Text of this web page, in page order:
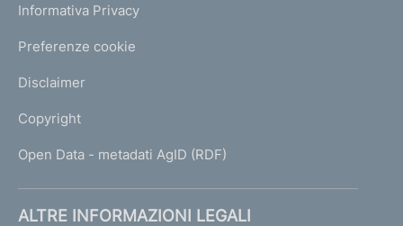
Informativa Privacy
Preferenze cookie
Disclaimer
Copyright
Open Data - metadati AgID (RDF)
ALTRE INFORMAZIONI LEGALI